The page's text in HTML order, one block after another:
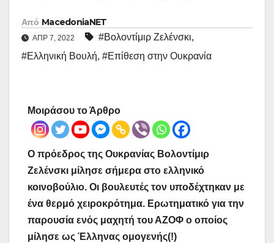
Από MacedoniaNET
ΑΠΡ 7, 2022 #Βολοντίμιρ Ζελένσκι,
#Ελληνική Βουλή, #Επίθεση στην Ουκρανία
Μοιράσου το Άρθρο
Ο πρόεδρος της Ουκρανίας Βολοντίμιρ
Ζελένσκι μίλησε σήμερα στο ελληνικό
κοινοβούλιο. Οι βουλευτές τον υποδέχτηκαν με
ένα θερμό χειροκρότημα. Ερωτηματικό για την
παρουσία ενός μαχητή του ΑΖΟΦ ο οποίος
μίλησε ως Έλληνας ομογενής(!)